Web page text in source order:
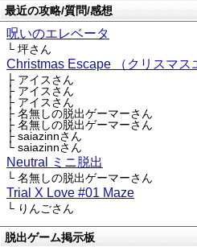
最近の攻略/質問/感想
呪いのエレベータ
└ 坪さん
Christmas Escape （クリスマス
├ アイスさん
├ アイスさん
├ アイスさん
├ 名無しの脱出ゲーマーさん
├ 名無しの脱出ゲーマーさん
├ saiazinnさん
└ saiazinnさん
Neutral ミニ脱出
└ 名無しの脱出ゲーマーさん
Trial X Love #01 Maze
└ りんごさん
脱出ゲーム掲示板